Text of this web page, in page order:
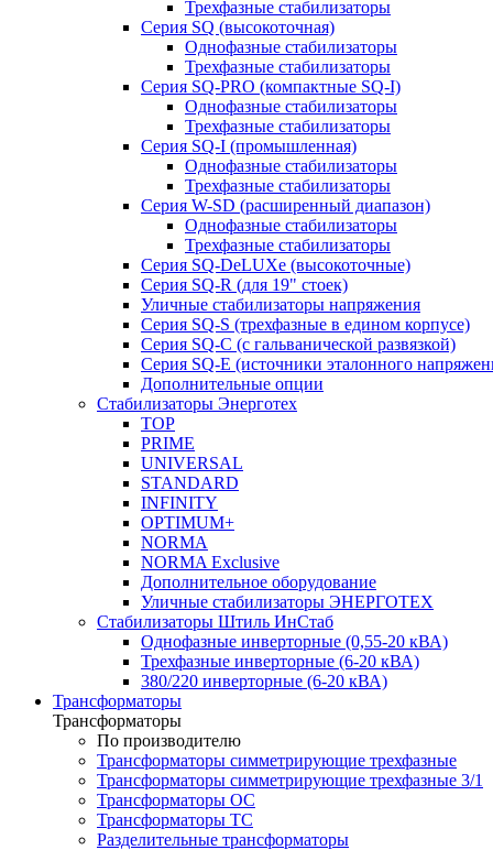
Трехфазные стабилизаторы
Серия SQ (высокоточная)
Однофазные стабилизаторы
Трехфазные стабилизаторы
Cерия SQ-PRO (компактные SQ-I)
Однофазные стабилизаторы
Трехфазные стабилизаторы
Серия SQ-I (промышленная)
Однофазные стабилизаторы
Трехфазные стабилизаторы
Серия W-SD (расширенный диапазон)
Однофазные стабилизаторы
Трехфазные стабилизаторы
Серия SQ-DeLUXe (высокоточные)
Серия SQ-R (для 19" стоек)
Уличные стабилизаторы напряжения
Серия SQ-S (трехфазные в едином корпусе)
Серия SQ-C (с гальванической развязкой)
Cерия SQ-E (источники эталонного
Дополнительные опции
Стабилизаторы Энерготех
TOP
PRIME
UNIVERSAL
STANDARD
INFINITY
OPTIMUM+
NORMA
NORMA Exclusive
Дополнительное оборудование
Уличные стабилизаторы ЭНЕРГОТЕХ
Стабилизаторы Штиль ИнСтаб
Однофазные инверторные (0,55-20 кВА)
Трехфазные инверторные (6-20 кВА)
380/220 инверторные (6-20 кВА)
Трансформаторы
Трансформаторы
По производителю
Трансформаторы симметрирующие трехфазные
Трансформаторы симметрирующие трехфазные 3/1
Трансформаторы ОС
Трансформаторы ТС
Разделительные трансформаторы